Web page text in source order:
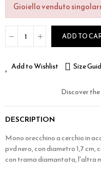
Gioiello venduto
ADD TO
Add to Wishlist Size
Discover
DESCRIPTION
Mono orecchino a cerchio in
pvd nero, con diametro 1,7 cm,
con trama diamantata, l'altra